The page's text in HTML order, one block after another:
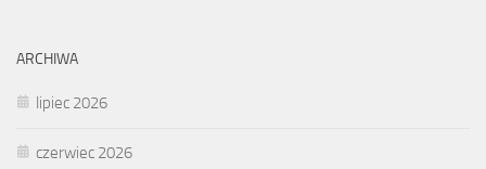
ARCHIWA
lipiec 2026
czerwiec 2026